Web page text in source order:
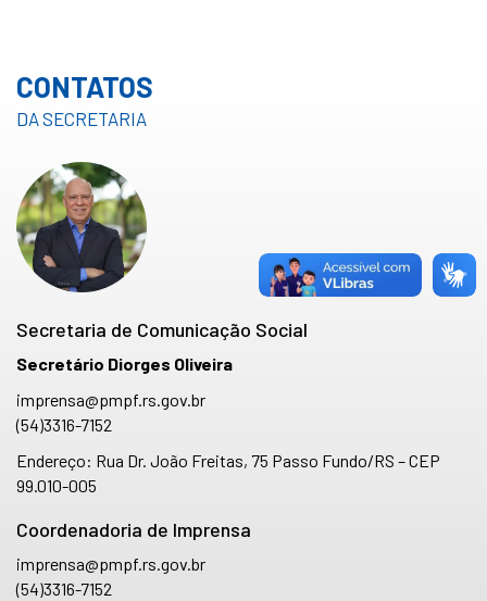
CONTATOS
DA SECRETARIA
Secretaria de Comunicação Social
Secretário Diorges Oliveira
imprensa@pmpf.rs.gov.br
(54)3316-7152
Endereço: Rua Dr. João Freitas, 75 Passo Fundo/RS – CEP
99.010-005
Coordenadoria de Imprensa
imprensa@pmpf.rs.gov.br
(54)3316-7152